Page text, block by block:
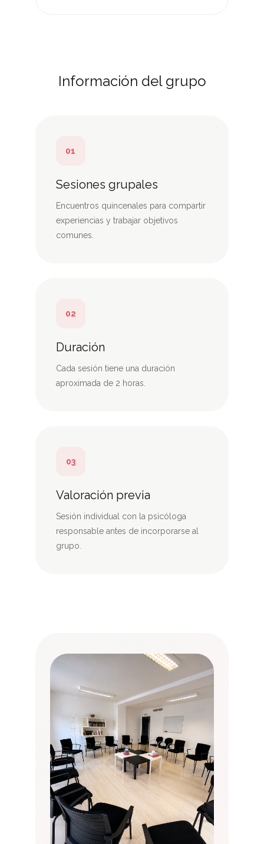
Información del grupo
01
Sesiones grupales
Encuentros quincenales para compartir
experiencias y trabajar objetivos
comunes.
02
Duración
Cada sesión tiene una duración
aproximada de 2 horas.
03
Valoración previa
Sesión individual con la psicóloga
responsable antes de incorporarse al
grupo.